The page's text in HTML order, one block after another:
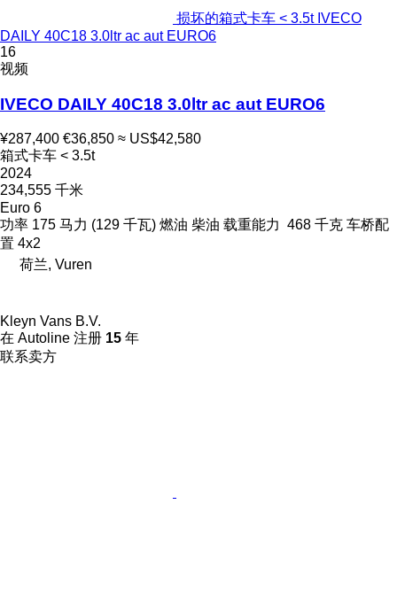
损坏的箱式卡车 < 3.5t IVECO
DAILY 40C18 3.0ltr ac aut EURO6
16
视频
IVECO DAILY 40C18 3.0ltr ac aut EURO6
¥287,400 €36,850 ≈ US$42,580
箱式卡车 < 3.5t
2024
234,555 千米
Euro 6
功率 175 马力 (129 千瓦) 燃油 柴油 载重能力 468 千克 车桥配
置 4x2
荷兰, Vuren
Kleyn Vans B.V.
在 Autoline 注册 15 年
联系卖方